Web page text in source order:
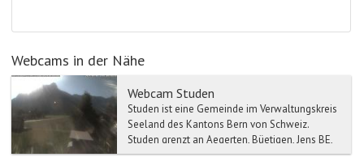
Webcams in der Nähe
Webcam Studen
Studen ist eine Gemeinde im Verwaltungskreis
Seeland des Kantons Bern von Schweiz.
Studen grenzt an Aegerten, Büetigen, Jens BE,